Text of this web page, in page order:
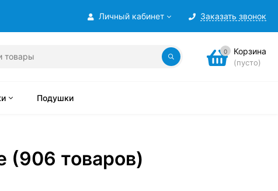
Личный кабинет Заказать звонок
0 Корзина
(пусто)
Подушки
(906 товаров)